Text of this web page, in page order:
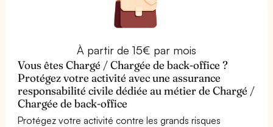
À partir de 15€ par mois
Vous êtes Chargé / Chargée de back-office ?
Protégez votre activité avec une assurance
responsabilité civile dédiée au métier de Chargé /
Chargée de back-office
Protégez votre activité contre les grands risques